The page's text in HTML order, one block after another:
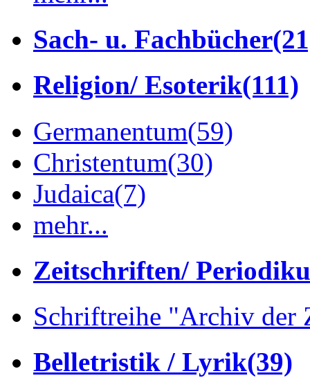
Sach- u. Fachbücher
Religion/ Esoterik(111)
Germanentum(59)
Christentum(30)
Judaica(7)
mehr...
Zeitschriften/
Schriftreihe "Archiv der
Belletristik / Lyrik(39)